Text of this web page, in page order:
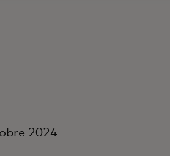
2024